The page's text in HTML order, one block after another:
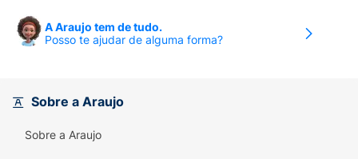
sem ressecar. Além disso, sua embalagem em
tamanho família é perfeita para uso diário,
Experimente o Sabonete Líquido Lux
Botanicals Orquídea Negra e sinta o poder da
A Araujo tem de tudo.
Posso te ajudar de alguma forma?
Sobre a Araujo
Sobre a Araujo